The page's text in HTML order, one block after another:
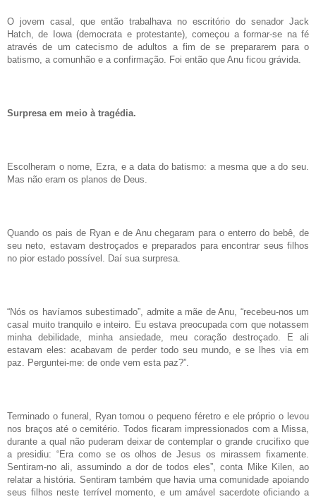
O jovem casal, que então trabalhava no escritório do senador Jack
Hatch, de Iowa (democrata e protestante), começou a formar-se na fé
através de um catecismo de adultos a fim de se prepararem para o
batismo, a comunhão e a confirmação. Foi então que Anu ficou grávida.
Surpresa em meio à tragédia.
Escolheram o nome, Ezra, e a data do batismo: a mesma que a do seu.
Mas não eram os planos de Deus.
Quando os pais de Ryan e de Anu chegaram para o enterro do bebê, de
seu neto, estavam destroçados e preparados para encontrar seus filhos
no pior estado possível. Daí sua surpresa.
“Nós os havíamos subestimado”, admite a mãe de Anu, “recebeu-nos um
casal muito tranquilo e inteiro. Eu estava preocupada com que notassem
minha debilidade, minha ansiedade, meu coração destroçado. E ali
estavam eles: acabavam de perder todo seu mundo, e se lhes via em
paz. Perguntei-me: de onde vem esta paz?”.
Terminado o funeral, Ryan tomou o pequeno féretro e ele próprio o levou
nos braços até o cemitério. Todos ficaram impressionados com a Missa,
durante a qual não puderam deixar de contemplar o grande crucifixo que
a presidiu: “Era como se os olhos de Jesus os mirassem fixamente.
Sentiram-no ali, assumindo a dor de todos eles”, conta Mike Kilen, ao
relatar a história. Sentiram também que havia uma comunidade apoiando
seus filhos neste terrível momento, e um amável sacerdote oficiando a